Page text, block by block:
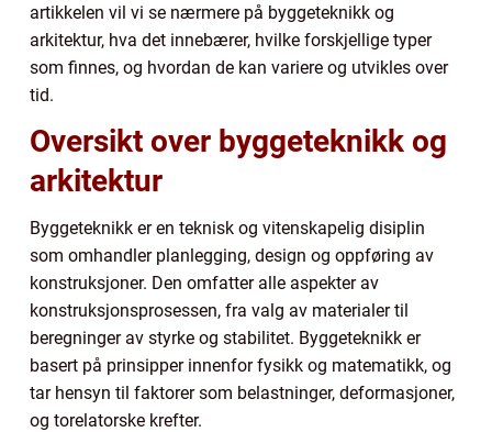
artikkelen vil vi se nærmere på byggeteknikk og
arkitektur, hva det innebærer, hvilke forskjellige typer
som finnes, og hvordan de kan variere og utvikles over
tid.
Oversikt over byggeteknikk og
arkitektur
Byggeteknikk er en teknisk og vitenskapelig disiplin
som omhandler planlegging, design og oppføring av
konstruksjoner. Den omfatter alle aspekter av
konstruksjonsprosessen, fra valg av materialer til
beregninger av styrke og stabilitet. Byggeteknikk er
basert på prinsipper innenfor fysikk og matematikk, og
tar hensyn til faktorer som belastninger, deformasjoner,
og torelatorske krefter.